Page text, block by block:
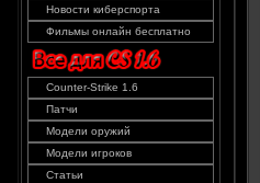
Новости киберспорта
Фильмы онлайн бесплатно
Counter-Strike 1.6
Патчи
Модели оружий
Модели игроков
Статьи